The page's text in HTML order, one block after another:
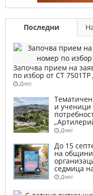
Последни
Започва прием на
по избор от СТ
Днес
и ученици
Днес
До 15
на
седмица
Днес